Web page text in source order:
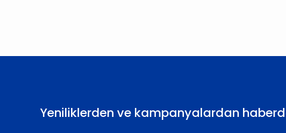
Yeniliklerden ve kampanyalardan